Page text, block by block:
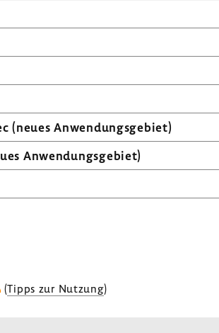
Anwen­dungs­ge­biet)
Anwen­dungs­ge­biet)
(Tipps zur Nutzung)